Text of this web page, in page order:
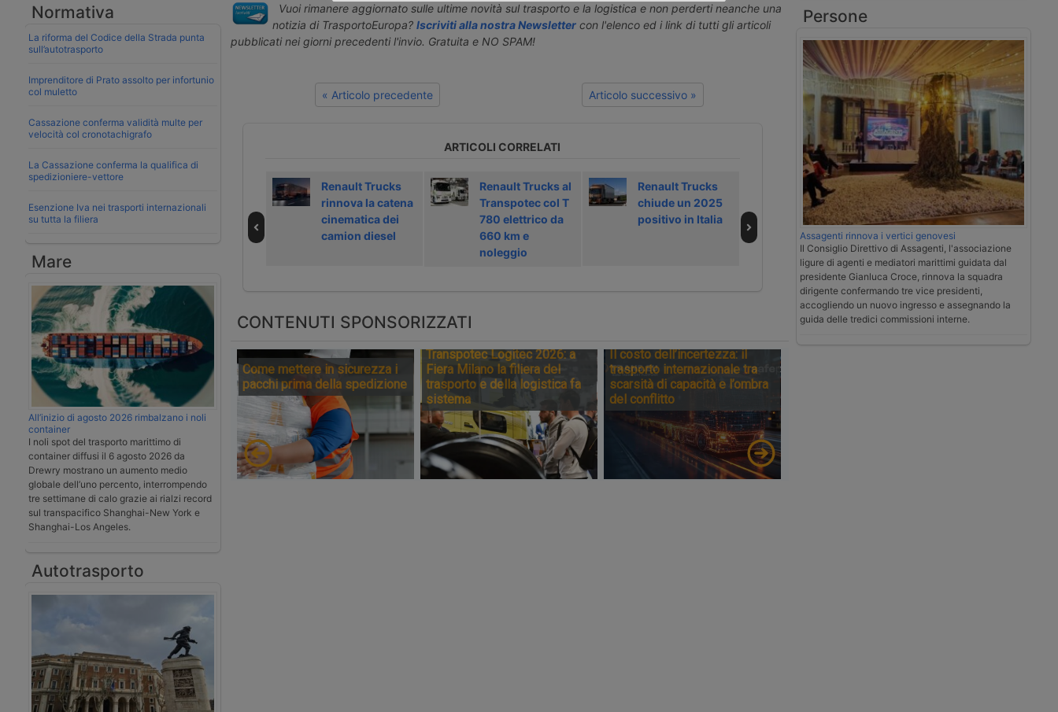
Normativa
La riforma del Codice della Strada punta
sull’autotrasporto
Imprenditore di Prato assolto per infortunio
col muletto
Cassazione conferma validità multe per
velocità col cronotachigrafo
La Cassazione conferma la qualifica di
spedizioniere-vettore
Esenzione Iva nei trasporti internazionali
su tutta la filiera
Mare
All’inizio di agosto 2026 rimbalzano i noli
container
I noli spot del trasporto marittimo di
container diffusi il 6 agosto 2026 da
Drewry mostrano un aumento medio
globale dell’uno percento, interrompendo
tre settimane di calo grazie ai rialzi record
sul transpacifico Shanghai-New York e
Shanghai-Los Angeles.
Autotrasporto
Vuoi rimanere aggiornato sulle ultime novità sul trasporto e la logistica e non perderti neanche una
notizia di TrasportoEuropa? Iscriviti alla nostra Newslettercon l'elenco ed i link di tutti gli articoli
pubblicati nei giorni precedenti l'invio. Gratuita e NO SPAM!
« Articolo precedente Articolo successivo »
ARTICOLI CORRELATI
Ancora più
digitali i camion
Renault Trucks
nuovo vertice per
Renault Trucks
rinnova la catena
cinematica dei
camion diesel
Renault Trucks al
Transpotec col T
780 elettrico da
660 km e
noleggio
Renault Trucks
chiude un 2025
positivo in Italia
Una cargobici
progettata per la
logistica urbana
Renault Trucks
consolida la
strategia elettrica
a Solutrans 2025
CONTENUTI SPONSORIZZATI
Come mettere in sicurezza i
pacchi prima della spedizione
Transpotec Logitec 2026: a
Fiera Milano la filiera del
trasporto e della logistica fa
sistema
Il costo dell’incertezza: il
trasporto internazionale tra
scarsità di capacità e l’ombra
del conflitto
Persone
Assagenti rinnova i vertici genovesi
Il Consiglio Direttivo di Assagenti, l'associazione
ligure di agenti e mediatori marittimi guidata dal
presidente Gianluca Croce, rinnova la squadra
dirigente confermando tre vice presidenti,
accogliendo un nuovo ingresso e assegnando la
guida delle tredici commissioni interne.